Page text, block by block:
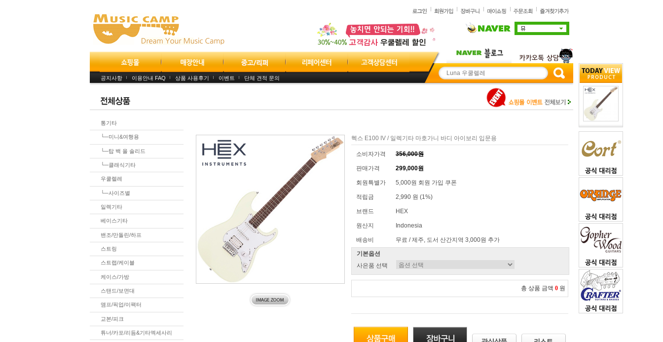
공지사항 이용안내 FAQ 상품 사용후기 이벤트 단체 견적 문의
통기타
└─미니&여행용
└─탑 백 올 솔리드
└─클래식기타
우쿨렐레
└─사이즈별
일렉기타
베이스기타
밴조/만돌린/하프
스트링
스트랩/케이블
케이스/가방
스탠드/보면대
앰프/픽업/이팩터
교본/피크
튜너/카포/리듬&기타엑세사리
헥스 E100 IV / 일렉기타 마호가니 바디 아이보리 입문용
소비자가격 356,000원
판매가격 299,000원
회원특별가 5,000원 회원 가입 쿠폰
적립금 2,990 원 (1%)
브랜드 HEX
원산지 Indonesia
배송비
무료 / 제주, 도서 산간지역 3,000원 추가
기본옵션
사은품 선택
총 상품 금액 0 원